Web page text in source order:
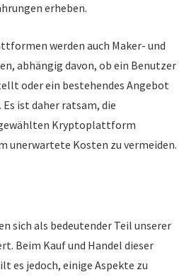
erheben.
werden auch Maker- und
abhängig davon, ob ein Benutzer
oder ein bestehendes Angebot
ist daher ratsam, die
Kryptoplattform
unerwartete Kosten zu vermeiden.
sich als bedeutender Teil unserer
Beim Kauf und Handel dieser
es jedoch, einige Aspekte zu